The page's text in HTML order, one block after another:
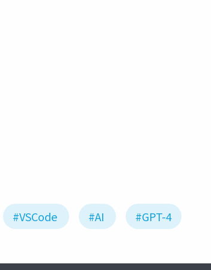
#VSCode #AI #GPT-4